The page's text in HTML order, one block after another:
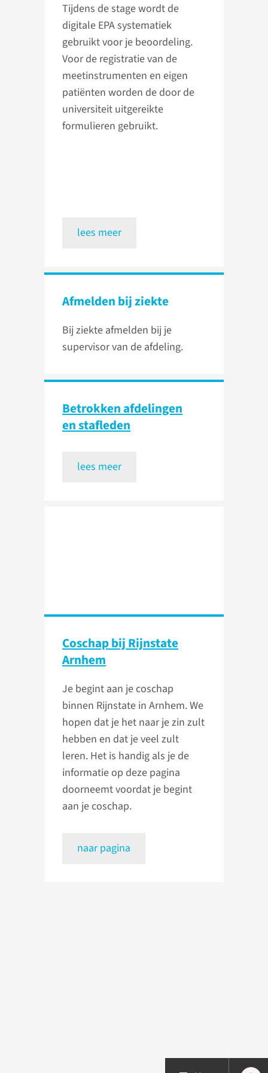
Tijdens de stage wordt de
digitale EPA systematiek
gebruikt voor je beoordeling.
Voor de registratie van de
meetinstrumenten en eigen
patiënten worden de door de
universiteit uitgereikte
formulieren gebruikt.
lees meer
Afmelden bij ziekte
Bij ziekte afmelden bij je
supervisor van de afdeling.
Betrokken afdelingen
en stafleden
lees meer
Coschap bij Rijnstate
Arnhem
Je begint aan je coschap
binnen Rijnstate in Arnhem. We
hopen dat je het naar je zin zult
hebben en dat je veel zult
leren. Het is handig als je de
informatie op deze pagina
doorneemt voordat je begint
aan je coschap.
naar pagina